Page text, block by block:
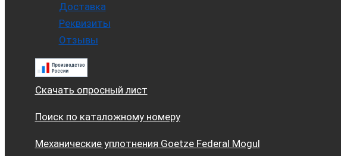
Доставка
Реквизиты
Отзывы
Скачать опросный лист
Поиск по каталожному номеру
Механические уплотнения Goetze Federal Mogul